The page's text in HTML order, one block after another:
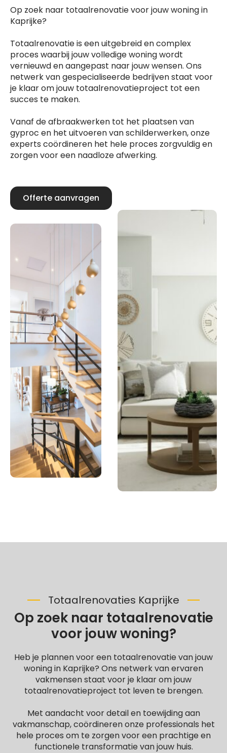
Op zoek naar totaalrenovatie voor jouw woning in
Kaprijke?
Totaalrenovatie is een uitgebreid en complex
proces waarbij jouw volledige woning wordt
vernieuwd en aangepast naar jouw wensen. Ons
netwerk van gespecialiseerde bedrijven staat voor
je klaar om jouw totaalrenovatieproject tot een
succes te maken.
Vanaf de afbraakwerken tot het plaatsen van
gyproc en het uitvoeren van schilderwerken, onze
experts coördineren het hele proces zorgvuldig en
zorgen voor een naadloze afwerking.
Offerte aanvragen
Totaalrenovaties Kaprijke
Op zoek naar totaalrenovatie
voor jouw woning?
Heb je plannen voor een totaalrenovatie van jouw
woning in Kaprijke? Ons netwerk van ervaren
vakmensen staat voor je klaar om jouw
totaalrenovatieproject tot leven te brengen.
Met aandacht voor detail en toewijding aan
vakmanschap, coördineren onze professionals het
hele proces om te zorgen voor een prachtige en
functionele transformatie van jouw huis.